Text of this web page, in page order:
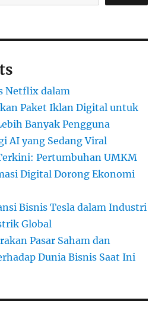
Netflix dalam
Paket Iklan Digital untuk
Banyak Pengguna
AI yang Sedang Viral
Pertumbuhan UMKM
Digital Dorong Ekonomi
Bisnis Tesla dalam Industri
Global
Pasar Saham dan
Dunia Bisnis Saat Ini